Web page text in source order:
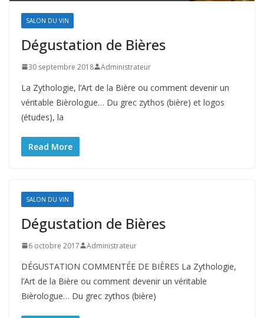
SALON DU VIN
Dégustation de Bières
30 septembre 2018 Administrateur
La Zythologie, l’Art de la Bière ou comment devenir un
véritable Bièrologue… Du grec zythos (bière) et logos
(études), la
Read More
SALON DU VIN
Dégustation de Bières
6 octobre 2017 Administrateur
DÉGUSTATION COMMENTÉE DE BIÈRES La Zythologie,
l’Art de la Bière ou comment devenir un véritable
Bièrologue… Du grec zythos (bière)